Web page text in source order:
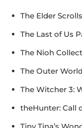
The Elder
The Last of Us
The Nioh
The Outer
The Witcher 3:
theHunter: Call